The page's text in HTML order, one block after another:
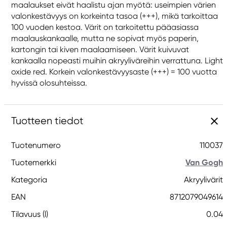
maalaukset eivät haalistu ajan myötä: useimpien värien
valonkestävyys on korkeinta tasoa (+++), mikä tarkoittaa
100 vuoden kestoa. Värit on tarkoitettu pääasiassa
maalauskankaalle, mutta ne sopivat myös paperin,
kartongin tai kiven maalaamiseen. Värit kuivuvat
kankaalla nopeasti muihin akryyliväreihin verrattuna. Light
oxide red. Korkein valonkestävyysaste (+++) = 100 vuotta
hyvissä olosuhteissa.
Tuotteen tiedot
Tuotenumero
110037
Tuotemerkki
Van Gogh
Kategoria
Akryylivärit
EAN
8712079049614
Tilavuus (l)
0.04